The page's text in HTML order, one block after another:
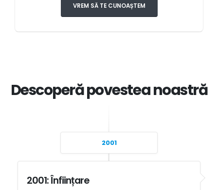
VREM SĂ TE CUNOAȘTEM
Descoperă povestea noastră
2001
2001: Înființare